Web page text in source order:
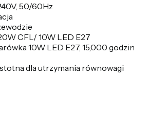
50/60Hz
CFL/ 10W LED E27
10W LED E27, 15,000 godzin
dla utrzymania równowagi